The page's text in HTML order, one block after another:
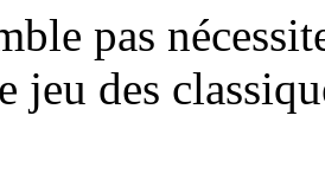
pas
jeu des